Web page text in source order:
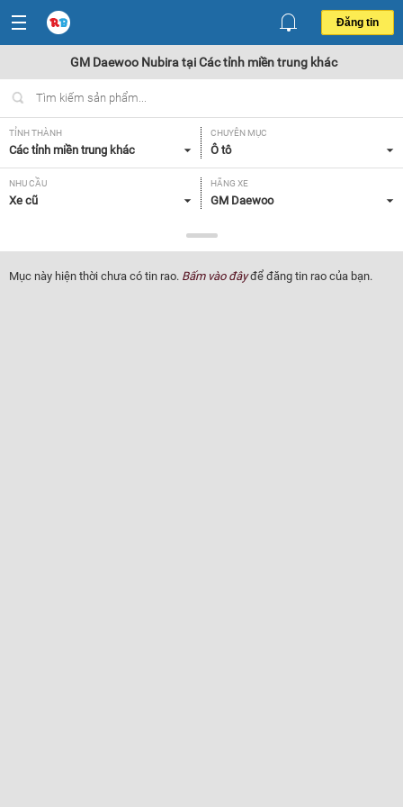
Đăng tin
GM Daewoo Nubira tại Các tỉnh miền trung khác
TỈNH THÀNH
Các tỉnh miền trung khác
CHUYÊN MỤC
Ô tô
NHU CẦU
Xe cũ
HÃNG XE
GM Daewoo
Nubira
NĂM SẢN XUẤT
Tất cả
GIÁ XE XUẤT XỨ
Mục này hiện thời chưa có tin rao. Bấm vào đâyđể đăng tin rao của bạn.